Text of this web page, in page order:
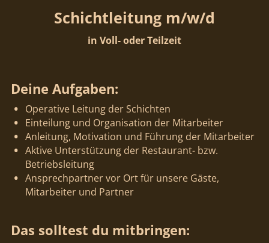
Schichtleitung m/w/d
in Voll- oder Teilzeit
Deine Aufgaben:
Operative Leitung der Schichten
Einteilung und Organisation der Mitarbeiter
Anleitung, Motivation und Führung der Mitarbeiter
Aktive Unterstützung der Restaurant- bzw.
Betriebsleitung
Ansprechpartner vor Ort für unsere Gäste,
Mitarbeiter und Partner
Das solltest du mitbringen: